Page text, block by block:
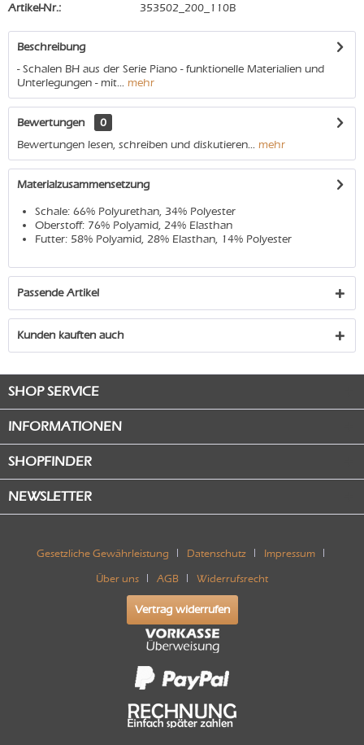
Artikel-Nr.: 353502_200_110B
Beschreibung
- Schalen BH aus der Serie Piano - funktionelle Materialien und
Unterlegungen - mit... mehr
Bewertungen
0
Bewertungen lesen, schreiben und diskutieren... mehr
Materialzusammensetzung
Schale: 66% Polyurethan, 34% Polyester
Oberstoff: 76% Polyamid, 24% Elasthan
Futter: 58% Polyamid, 28% Elasthan, 14% Polyester
Passende Artikel
Kunden kauften auch
SHOP SERVICE
INFORMATIONEN
SHOPFINDER
NEWSLETTER
Gesetzliche Gewährleistung Datenschutz Impressum
Über uns AGB Widerrufsrecht
Vertrag widerrufen